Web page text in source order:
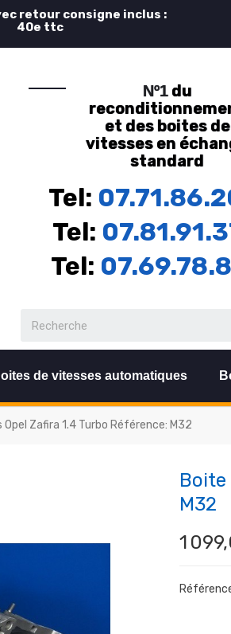
retour consigne inclus :
40e ttc
Nº1du
et des boites de
vitesses en
standard
Tel:
Tel:
Tel:
de vitesses automatiques
Zafira 1.4 Turbo Référence: M32
Boite
M32
1